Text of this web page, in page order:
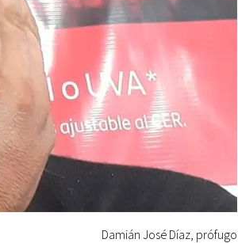
Damián José Díaz, prófugo